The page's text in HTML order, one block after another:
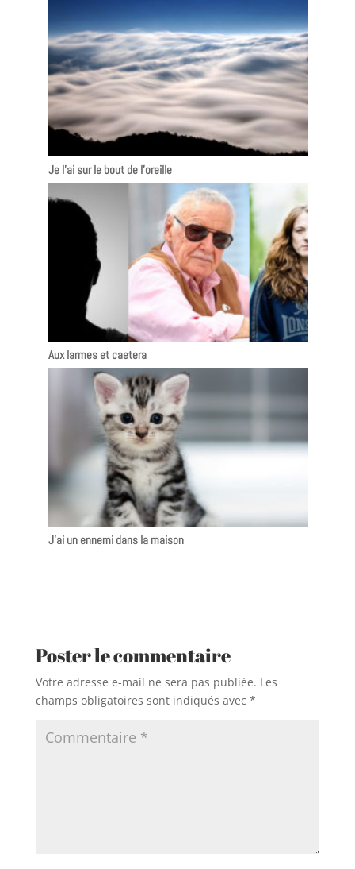
Je l’ai sur le bout de l’oreille
Aux larmes et caetera
J’ai un ennemi dans la maison
Poster le commentaire
Votre adresse e-mail ne sera pas publiée. Les
champs obligatoires sont indiqués avec *